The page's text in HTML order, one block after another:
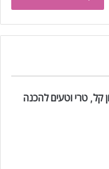
קל, טרי וטעים להכנה